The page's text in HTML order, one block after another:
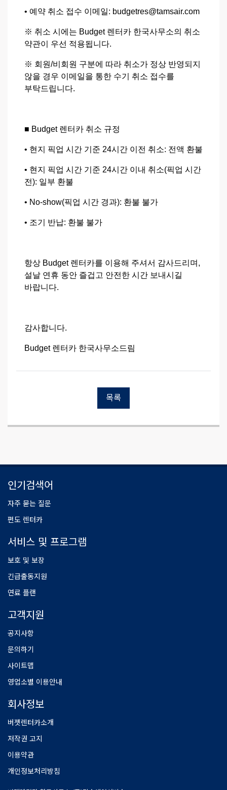
• 예약 취소 접수 이메일: budgetres@tamsair.com
※ 취소 시에는 Budget 렌터카 한국사무소의 취소
약관이 우선 적용됩니다.
※ 회원/비회원 구분에 따라 취소가 정상 반영되지
않을 경우 이메일을 통한 수기 취소 접수를
부탁드립니다.
■ Budget 렌터카 취소 규정
• 현지 픽업 시간 기준 24시간 이전 취소: 전액 환불
• 현지 픽업 시간 기준 24시간 이내 취소(픽업 시간
전): 일부 환불
• No-show(픽업 시간 경과): 환불 불가
• 조기 반납: 환불 불가
항상 Budget 렌터카를 이용해 주셔서 감사드리며,
설날 연휴 동안 즐겁고 안전한 시간 보내시길
바랍니다.
감사합니다.
Budget 렌터카 한국사무소드림
목록
인기검색어
자주 묻는 질문
편도 렌터카
서비스 및 프로그램
보호 및 보장
긴급출동지원
연료 플랜
고객지원
공지사항
문의하기
사이트맵
영업소별 이용안내
회사정보
버젯렌터카소개
저작권 고지
이용약관
개인정보처리방침